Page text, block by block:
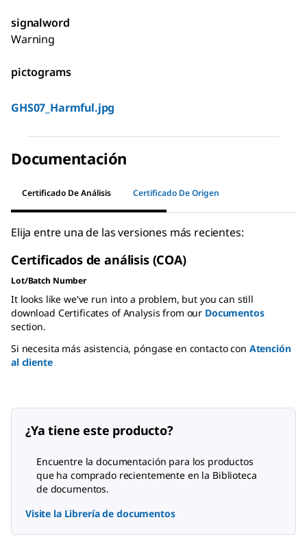
signalword
Warning
pictograms
GHS07_Harmful.jpg
Documentación
Certificado De Análisis Certificado De Origen
Elija entre una de las versiones más recientes:
Certificados de análisis (COA)
Lot/Batch Number
It looks like we've run into a problem, but you can still
download Certificates of Analysis from our Documentos
section.
Si necesita más asistencia, póngase en contacto con Atención
al cliente
¿Ya tiene este producto?
Encuentre la documentación para los productos
que ha comprado recientemente en la Biblioteca
de documentos.
Visite la Librería de documentos